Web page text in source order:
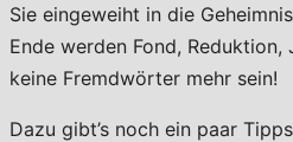
Sie eingeweiht in die
Ende werden Fond, Reduktion,
keine Fremdwörter mehr sein!
Dazu gibt’s noch ein paar